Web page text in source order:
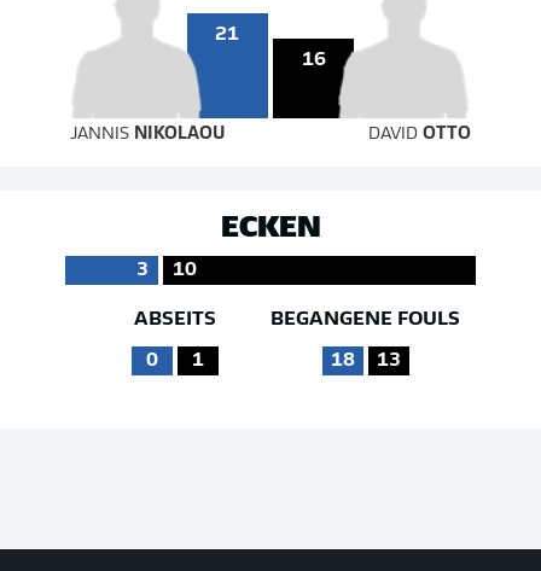
21
16
JANNIS NIKOLAOU DAVIDOTTO
ECKEN
3 10
ABSEITS
0 1
BEGANGENE FOULS
18 13